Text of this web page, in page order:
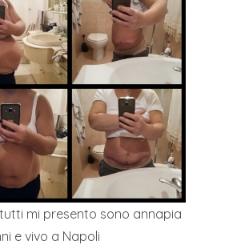
mi presento sono annapia
e vivo a Napoli